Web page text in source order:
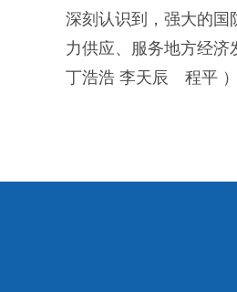
深刻认识到，强大的国
力供应、服务地方经
丁浩浩 李天辰 程平 ）